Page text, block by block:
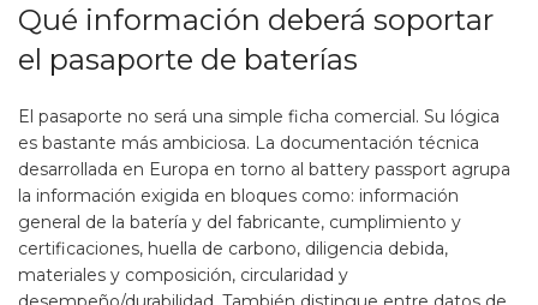
Qué información deberá soportar
el pasaporte de baterías
El pasaporte no será una simple ficha comercial. Su lógica
es bastante más ambiciosa. La documentación técnica
desarrollada en Europa en torno al battery passport agrupa
la información exigida en bloques como: información
general de la batería y del fabricante, cumplimiento y
certificaciones, huella de carbono, diligencia debida,
materiales y composición, circularidad y